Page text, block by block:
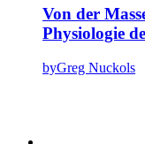
Von der
Physiologie
byGreg Nuckols